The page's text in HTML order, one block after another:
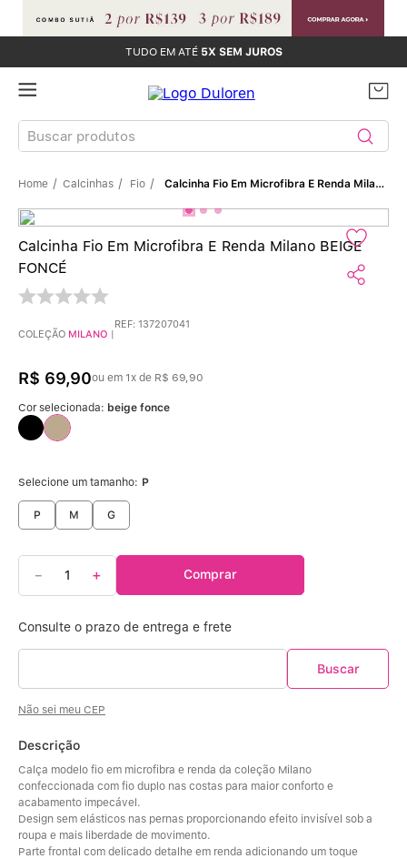
TUDO EM ATÉ 5X SEM JUROS
Buscar produtos
Calcinhas Fio Calcinha Fio Em Microfibra E Renda Milano BEIGE FONCÉ
Calcinha Fio Em Microfibra E Renda Milano BEIGE
FONCÉ
COLEÇÃO MILANO |
REF: 137207041
R$ 69,90ou em 1x de R$ 69,90
Cor selecionada: beige fonce
Selecione um tamanho: P
P M G
＋
－ Comprar
Não sei meu CEP
Descrição
Calça modelo fio em microfibra e renda da coleção Milano
confeccionada com fio duplo nas costas para maior conforto e
acabamento impecável.
Design sem elásticos nas pernas proporcionando efeito invisível sob a
roupa e mais liberdade de movimento.
Parte frontal com delicado detalhe em renda adicionando um toque
TERMOS MAIS BUSCADOS
1º Sutiãs
2
Sutiã Bojo
5º Calcinha Algodão
7º Multifuncional
Sutiã Sustentação
Extensor